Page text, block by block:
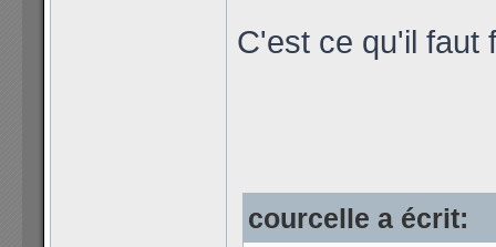
C'est ce qu'il faut
courcelle a écrit: